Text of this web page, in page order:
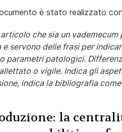
è stato realizzato
che sia un
e servono delle frasi per
parametri patologici.
o vigile. Indica gli
indica la bibliografia
la